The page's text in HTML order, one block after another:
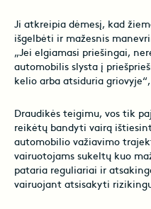
Ji atkreipia dėmesį, kad
išgelbėti ir mažesnis
„Jei elgiamasi priešingai,
automobilis slysta į
kelio arba atsiduria
Draudikės teigimu, vos tik
reikėtų bandyti vairą
automobilio važiavimo
vairuotojams sukeltų kuo
pataria reguliariai ir
vairuojant atsisakyti